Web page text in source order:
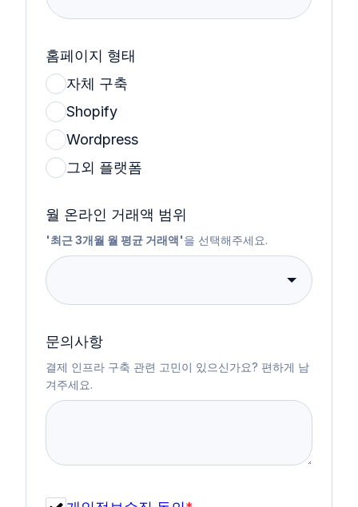
홈페이지 형태
자체 구축
Shopify
Wordpress
그외 플랫폼
월 온라인 거래액 범위
'최근 3개월 월 평균 거래액'을 선택해주세요.
문의사항
결제 인프라 구축 관련 고민이 있으신가요? 편하게 남
겨주세요.